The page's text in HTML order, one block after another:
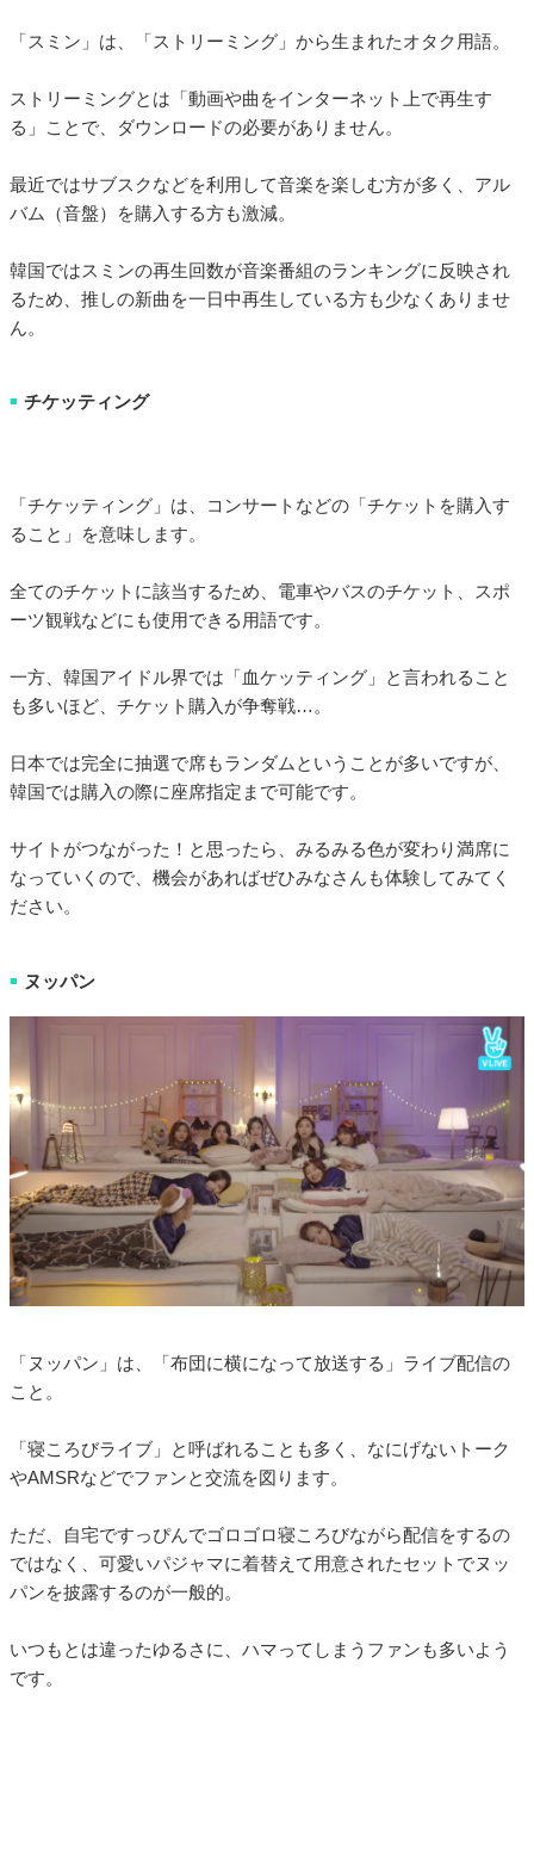
「スミン」は、「ストリーミング」から生まれたオタク用語。
ストリーミングとは「動画や曲をインターネット上で再生す
る」ことで、ダウンロードの必要がありません。
最近ではサブスクなどを利用して音楽を楽しむ方が多く、アル
バム（音盤）を購入する方も激減。
韓国ではスミンの再生回数が音楽番組のランキングに反映され
るため、推しの新曲を一日中再生している方も少なくありませ
ん。
■ チケッティング
「チケッティング」は、コンサートなどの「チケットを購入す
ること」を意味します。
全てのチケットに該当するため、電車やバスのチケット、スポ
ーツ観戦などにも使用できる用語です。
一方、韓国アイドル界では「血ケッティング」と言われること
も多いほど、チケット購入が争奪戦…。
日本では完全に抽選で席もランダムということが多いですが、
韓国では購入の際に座席指定まで可能です。
サイトがつながった！と思ったら、みるみる色が変わり満席に
なっていくので、機会があればぜひみなさんも体験してみてく
ださい。
■ ヌッパン
「ヌッパン」は、「布団に横になって放送する」ライブ配信の
こと。
「寝ころびライブ」と呼ばれることも多く、なにげないトーク
やAMSRなどでファンと交流を図ります。
ただ、自宅ですっぴんでゴロゴロ寝ころびながら配信をするの
ではなく、可愛いパジャマに着替えて用意されたセットでヌッ
パンを披露するのが一般的。
いつもとは違ったゆるさに、ハマってしまうファンも多いよう
です。